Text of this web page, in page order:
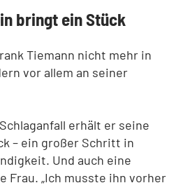
bringt ein Stück
Tiemann nicht mehr in
vor allem an seiner
erhält er seine
– ein großer Schritt in
Und auch eine
Frau. „Ich musste ihn vorher